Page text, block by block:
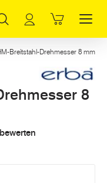
Breitstahl-Drehmesser 8 mm
8